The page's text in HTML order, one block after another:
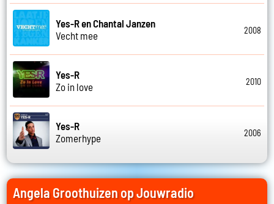
Yes-R en Chantal Janzen
Vecht mee
2008
Yes-R
Zo in love
2010
Yes-R
Zomerhype
2006
Angela Groothuizen op Jouwradio